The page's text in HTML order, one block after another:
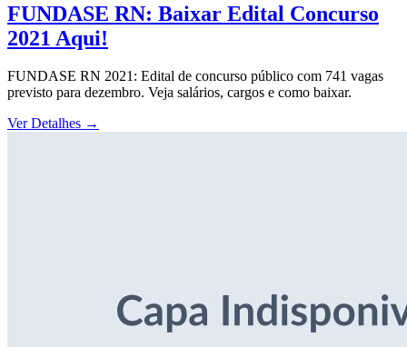
FUNDASE RN: Baixar Edital Concurso
2021 Aqui!
FUNDASE RN 2021: Edital de concurso público com 741 vagas
previsto para dezembro. Veja salários, cargos e como baixar.
Ver Detalhes →